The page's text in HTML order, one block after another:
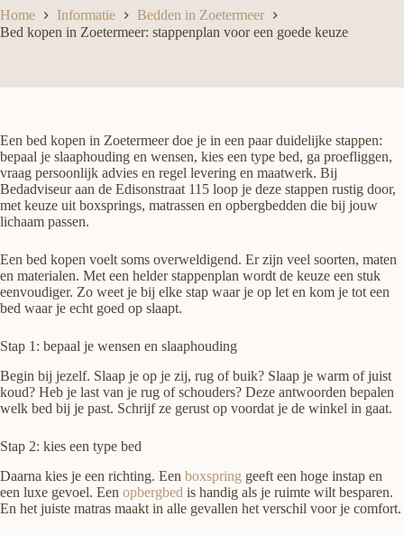
Home Informatie
Bedden in Zoetermeer
Bed kopen in Zoetermeer: stappenplan voor een goede keuze
Een bed kopen in Zoetermeer doe je in een paar duidelijke stappen:
bepaal je slaaphouding en wensen, kies een type bed, ga proefliggen,
vraag persoonlijk advies en regel levering en maatwerk. Bij
Bedadviseur aan de Edisonstraat 115 loop je deze stappen rustig door,
met keuze uit boxsprings, matrassen en opbergbedden die bij jouw
lichaam passen.
Een bed kopen voelt soms overweldigend. Er zijn veel soorten, maten
en materialen. Met een helder stappenplan wordt de keuze een stuk
eenvoudiger. Zo weet je bij elke stap waar je op let en kom je tot een
bed waar je echt goed op slaapt.
Stap 1: bepaal je wensen en slaaphouding
Begin bij jezelf. Slaap je op je zij, rug of buik? Slaap je warm of juist
koud? Heb je last van je rug of schouders? Deze antwoorden bepalen
welk bed bij je past. Schrijf ze gerust op voordat je de winkel in gaat.
Stap 2: kies een type bed
Daarna kies je een richting. Een boxspring geeft een hoge instap en
een luxe gevoel. Een opbergbed is handig als je ruimte wilt besparen.
En het juiste matras maakt in alle gevallen het verschil voor je comfort.